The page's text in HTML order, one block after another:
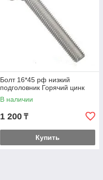
Болт 16*45 рф низкий
подголовник Горячий цинк
В наличии
1 200 ₸
Купить